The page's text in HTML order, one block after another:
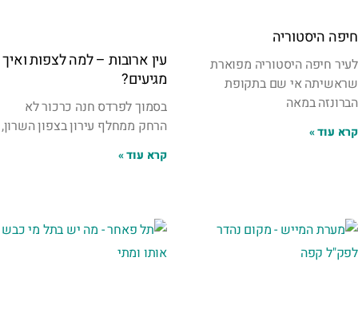
חיפה היסטוריה
לעיר חיפה היסטוריה מפוארת
שראשיתה אי שם בתקופת
הברונזה במאה
קרא עוד »
עין ארובות – למה לצפות ואיך
מגיעים?
בסמוך לפרדס חנה כרכור לא
הרחק ממחלף עירון בצפון השרון,
קרא עוד »